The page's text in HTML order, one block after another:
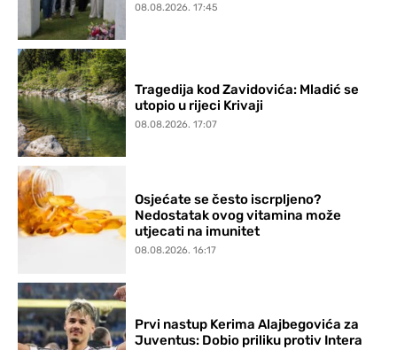
08.08.2026. 17:45
Tragedija kod Zavidovića: Mladić se
utopio u rijeci Krivaji
08.08.2026. 17:07
Osjećate se često iscrpljeno?
Nedostatak ovog vitamina može
utjecati na imunitet
08.08.2026. 16:17
Prvi nastup Kerima Alajbegovića za
Juventus: Dobio priliku protiv Intera